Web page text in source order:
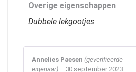
Overige eigenschappen
Dubbele lekgootjes
Annelies Paesen (geverifieerde
eigenaar) – 30 september 2023